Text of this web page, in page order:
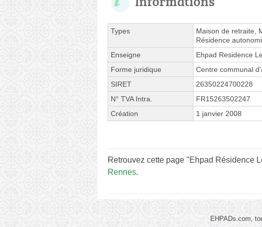
Types
Maison de retraite,
Résidence
Enseigne
Ehpad Residence
Forme juridique
Centre communal
SIRET
26350224700228
N° TVA Intra.
FR15263502247
Création
1 janvier 2008
Retrouvez cette page "Ehpad Résidence
Rennes.
EHPADs.com,